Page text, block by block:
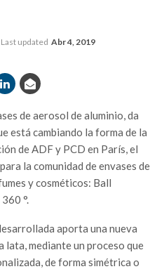
Last updated Abr 4, 2019
de aerosol de aluminio, da
está cambiando la forma de la
de ADF y PCD en París, el
la comunidad de envases de
y cosméticos: Ball
°.
aporta una nueva
lata, mediante un proceso que
de forma simétrica o